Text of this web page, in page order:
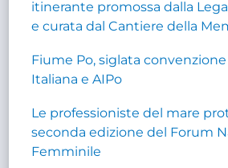
itinerante promossa dalla
e curata dal Cantiere della
Fiume Po, siglata
Italiana e AIPo
Le professioniste del mare
seconda edizione del Forum
Femminile